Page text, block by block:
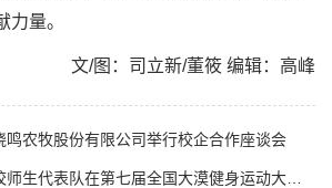
力量。
文/图：司立新/董筱 编辑：高峰
鸣农牧股份有限公司举行校企合作座谈会